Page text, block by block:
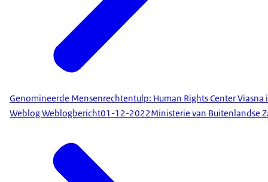
Genomineerde Mensenrechtentulp: Human Rights Center Viasna
Weblog Weblogbericht01-12-2022Ministerie van Buitenlandse